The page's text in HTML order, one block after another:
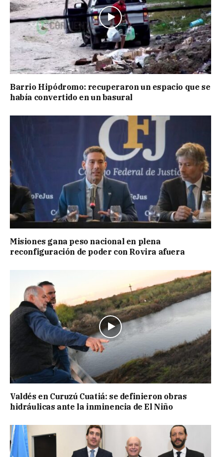
Barrio Hipódromo: recuperaron un espacio que se
había convertido en un basural
Misiones gana peso nacional en plena
reconfiguración de poder con Rovira afuera
Valdés en Curuzú Cuatiá: se definieron obras
hidráulicas ante la inminencia de El Niño